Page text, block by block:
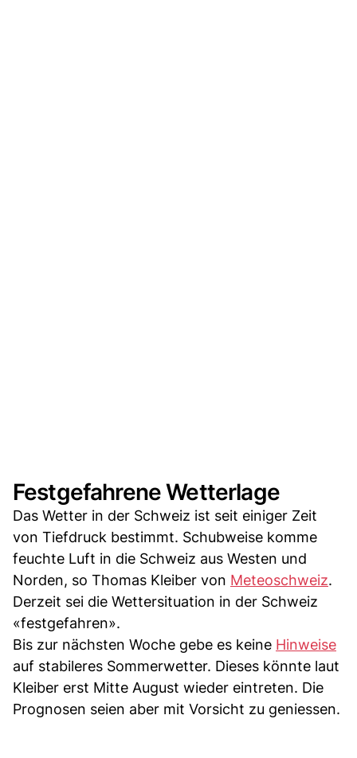
Festgefahrene Wetterlage
Das Wetter in der Schweiz ist seit einiger Zeit
von Tiefdruck bestimmt. Schubweise komme
feuchte Luft in die Schweiz aus Westen und
Norden, so Thomas Kleiber von Meteoschweiz.
Derzeit sei die Wettersituation in der Schweiz
«festgefahren».
Bis zur nächsten Woche gebe es keine Hinweise
auf stabileres Sommerwetter. Dieses könnte laut
Kleiber erst Mitte August wieder eintreten. Die
Prognosen seien aber mit Vorsicht zu geniessen.